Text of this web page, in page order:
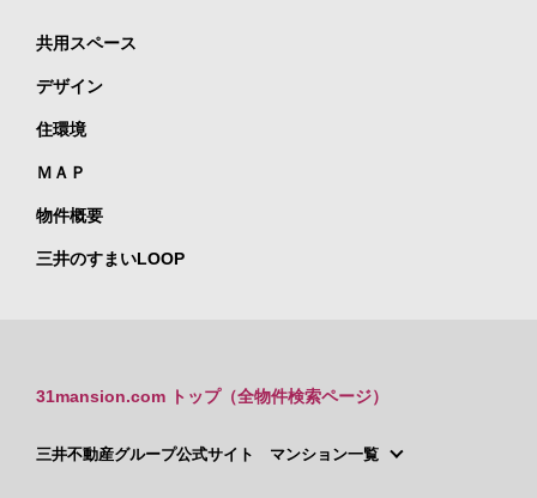
共用スペース
デザイン
住環境
ＭＡＰ
物件概要
三井のすまいLOOP
31mansion.com トップ（全物件検索ページ）
三井不動産グループ公式サイト マンション一覧